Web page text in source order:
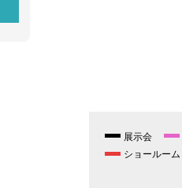
展示会
ショールーム